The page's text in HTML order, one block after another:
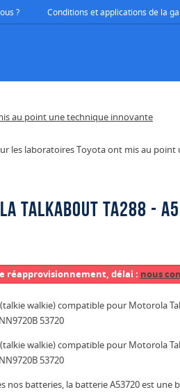
? Conditions et applications de la
les laboratoires Toyota ont mis au
Talkabout TA288 -
réapprovisionnement, délai : nous
walkie) compatible pour Motorola
53720
walkie) compatible pour Motorola
53720
nos batteries, la batterie A53720 est une